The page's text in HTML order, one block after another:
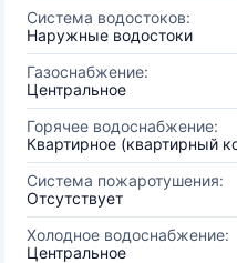
Система водостоков:
Наружные водостоки
Газоснабжение:
Центральное
Горячее водоснабжение:
Квартирное (квартирный
Система пожаротушения:
Отсутствует
Холодное водоснабжение:
Центральное